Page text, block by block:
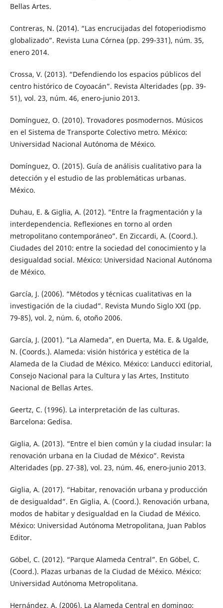
Bellas Artes.
Contreras, N. (2014). “Las encrucijadas del fotoperiodismo
globalizado”. Revista Luna Córnea (pp. 299-331), núm. 35,
enero 2014.
Crossa, V. (2013). “Defendiendo los espacios públicos del
centro histórico de Coyoacán”. Revista Alteridades (pp. 39-
51), vol. 23, núm. 46, enero-junio 2013.
Domínguez, O. (2010). Trovadores posmodernos. Músicos
en el Sistema de Transporte Colectivo metro. México:
Universidad Nacional Autónoma de México.
Domínguez, O. (2015). Guía de análisis cualitativo para la
detección y el estudio de las problemáticas urbanas.
México.
Duhau, E. & Giglia, A. (2012). “Entre la fragmentación y la
interdependencia. Reflexiones en torno al orden
metropolitano contemporáneo”. En Ziccardi, A. (Coord.).
Ciudades del 2010: entre la sociedad del conocimiento y la
desigualdad social. México: Universidad Nacional Autónoma
de México.
García, J. (2006). “Métodos y técnicas cualitativas en la
investigación de la ciudad”. Revista Mundo Siglo XXI (pp.
79-85), vol. 2, núm. 6, otoño 2006.
García, J. (2001). “La Alameda”, en Duerta, Ma. E. & Ugalde,
N. (Coords.). Alameda: visión histórica y estética de la
Alameda de la Ciudad de México. México: Landucci editorial,
Consejo Nacional para la Cultura y las Artes, Instituto
Nacional de Bellas Artes.
Geertz, C. (1996). La interpretación de las culturas.
Barcelona: Gedisa.
Giglia, A. (2013). “Entre el bien común y la ciudad insular: la
renovación urbana en la Ciudad de México”. Revista
Alteridades (pp. 27-38), vol. 23, núm. 46, enero-junio 2013.
Giglia, A. (2017). “Habitar, renovación urbana y producción
de desigualdad”. En Giglia, A. (Coord.). Renovación urbana,
modos de habitar y desigualdad en la Ciudad de México.
México: Universidad Autónoma Metropolitana, Juan Pablos
Editor.
Göbel, C. (2012). “Parque Alameda Central”. En Göbel, C.
(Coord.). Plazas urbanas de la Ciudad de México. México:
Universidad Autónoma Metropolitana.
Hernández, A. (2006). La Alameda Central en domingo: